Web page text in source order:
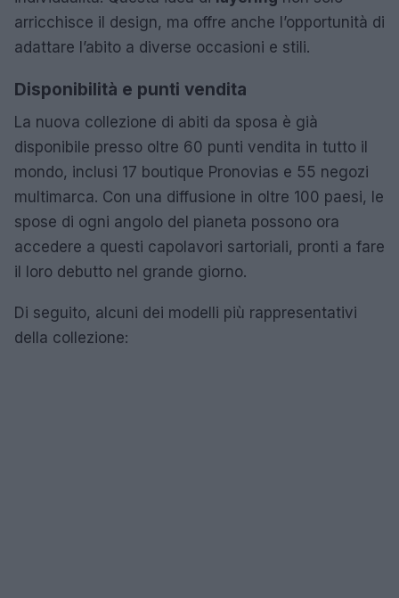
arricchisce il design, ma offre anche l’opportunità di
adattare l’abito a diverse occasioni e stili.
Disponibilità e punti vendita
La nuova collezione di abiti da sposa è già
disponibile presso oltre 60 punti vendita in tutto il
mondo, inclusi 17 boutique Pronovias e 55 negozi
multimarca. Con una diffusione in oltre 100 paesi, le
spose di ogni angolo del pianeta possono ora
accedere a questi capolavori sartoriali, pronti a fare
il loro debutto nel grande giorno.
Di seguito, alcuni dei modelli più rappresentativi
della collezione: